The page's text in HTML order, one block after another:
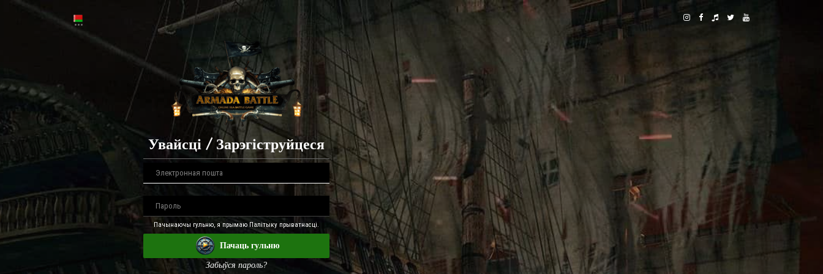
Увайсці / Зарэгіструйцеся
Пачынаючы гульню, я прымаю Палітыку прыватнасці.
Пачаць гульню
Забыўся пароль?